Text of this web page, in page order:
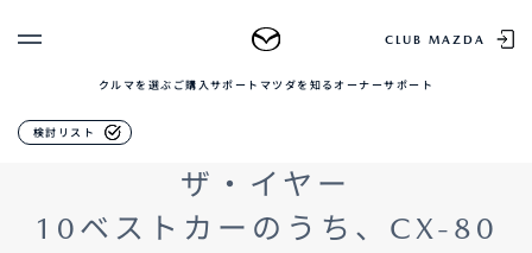
CLUB MAZDA
クルマを選ぶ ご購入サポート マツダを知る オーナーサポート
検討リスト
MAZDAのSUV比較
新規会員登録
QRコード
登録情報の変更
MAZDA CX-80
2024-2025日本カー・オブ・
ザ・イヤー
10ベストカーのうち、CX-80